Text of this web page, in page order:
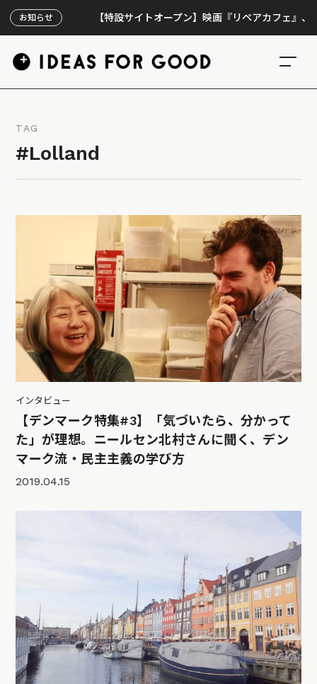
お知らせ 【特設サイトオープン】映画『リペアカフェ』、上映
TAG
#Lolland
インタビュー
【デンマーク特集#3】「気づいたら、分かって
た」が理想。ニールセン北村さんに聞く、デン
マーク流・民主主義の学び方
2019.04.15